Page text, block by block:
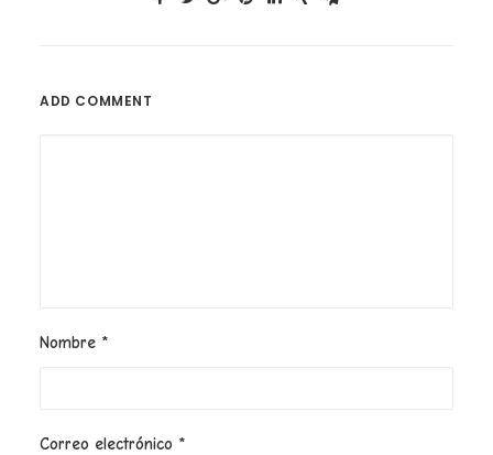
ADD COMMENT
Nombre *
Correo electrónico *